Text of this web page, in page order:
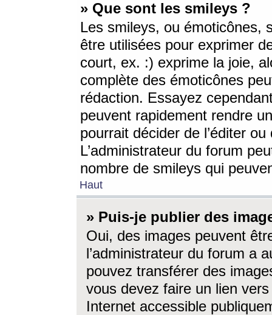
» Que sont les smileys ?
Les smileys, ou émoticônes,
être utilisées pour exprimer
court, ex. :) exprime la joie,
complète des émoticônes
rédaction. Essayez
peuvent rapidement rendre
pourrait décider de l’éditer
L’administrateur du forum
nombre de smileys qui
Haut
» Puis-je publier des
Oui, des images peuvent
l’administrateur du forum a
pouvez transférer des
vous devez faire un lien
Internet accessible